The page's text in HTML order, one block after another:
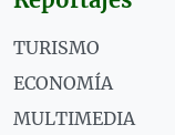
TURISMO
ECONOMÍA
MULTIMEDIA